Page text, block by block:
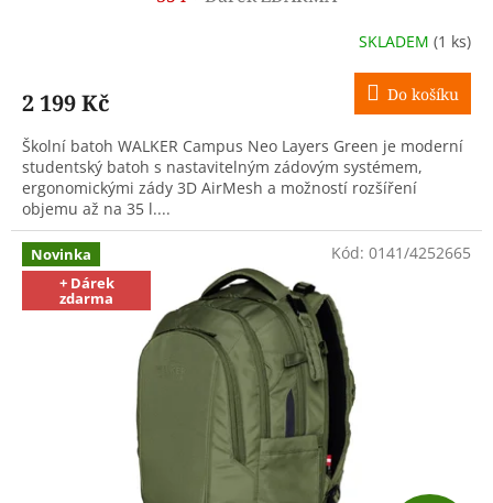
R
M
A
SKLADEM (1 ks)
2 199 Kč Do košíku
Školní batoh WALKER Campus Neo Layers Green je moderní
studentský batoh s nastavitelným zádovým systémem,
ergonomickými zády 3D AirMesh a možností rozšíření
objemu až na 35 l....
Novinka
+ Dárek
zdarma
Kód: 0141/4252665